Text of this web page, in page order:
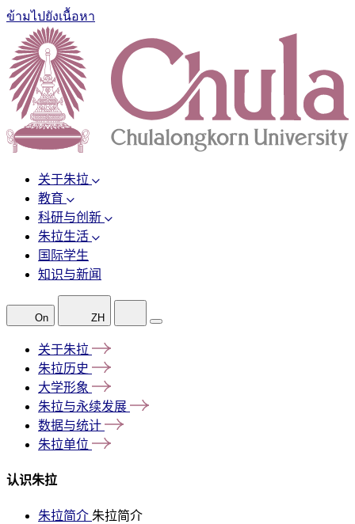
ข้ามไปยังเนื้อหา
关于朱拉
教育
科研与创新
朱拉生活
国际学生
知识与新闻
On ZH
关于朱拉
朱拉历史
大学形象
朱拉与永续发展
数据与统计
朱拉单位
认识朱拉
朱拉简介 朱拉简介